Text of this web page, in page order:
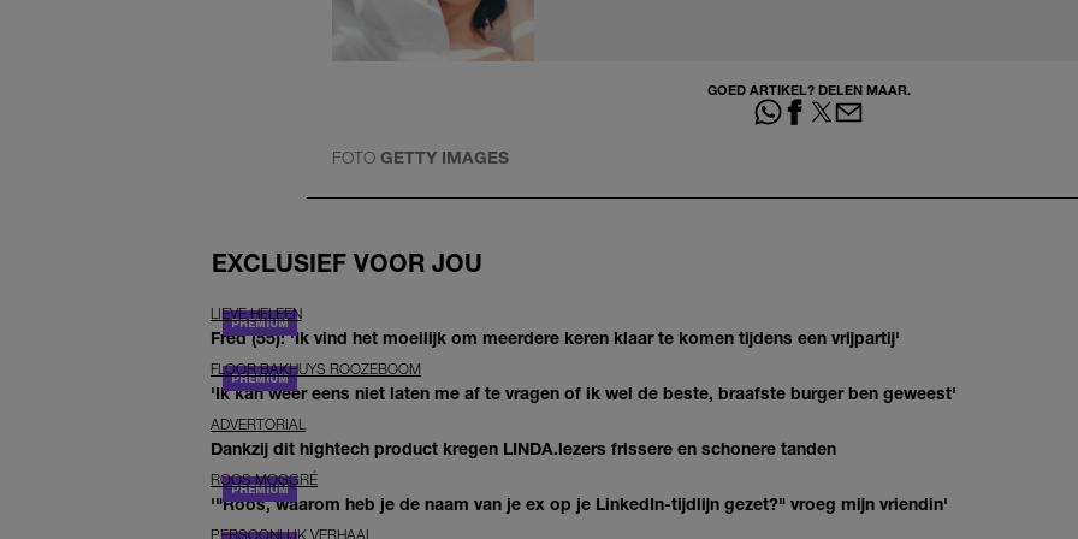
GOED ARTIKEL? DELEN MAAR.
FOTO GETTY IMAGES
EXCLUSIEF VOOR JOU
LIEVE HELEEN
Fred (55): 'Ik vind het moeilijk om meerdere keren klaar te komen tijdens een vrijpartij'
FLOOR BAKHUYS ROOZEBOOM
'Ik kan weer eens niet laten me af te vragen of ik wel de beste, braafste burger ben geweest'
ADVERTORIAL
Dankzij dit hightech product kregen LINDA.lezers frissere en schonere tanden
ROOS MOGGRÉ
'"Roos, waarom heb je de naam van je ex op je LinkedIn-tijdlijn gezet?" vroeg mijn vriendin'
PERSOONLIJK VERHAAL